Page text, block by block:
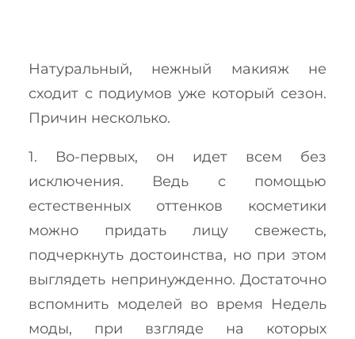
Натуральный, нежный макияж не
сходит с подиумов уже который сезон.
Причин несколько.
1. Во-первых, он идет всем без
исключения. Ведь с помощью
естественных оттенков косметики
можно придать лицу свежесть,
подчеркнуть достоинства, но при этом
выглядеть непринужденно. Достаточно
вспомнить моделей во время Недель
моды, при взгляде на которых